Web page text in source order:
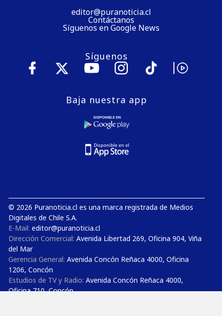
editor@puranoticia.cl
Contáctanos
Síguenos en Google News
Síguenos
Baja nuestra app
© 2026 Puranoticia.cl es una marca registrada de Medios
Digitales de Chile S.A.
E-Mail: editor@puranoticia.cl
Dirección Comercial: Avenida Libertad 269, Oficina 904, Viña
del Mar
Gerencia General: Avenida Concón Reñaca 4000, Oficina
1206, Concón
Estudios de TV y Radio: Avenida Concón Reñaca 4000,
Oficina 710, Concón